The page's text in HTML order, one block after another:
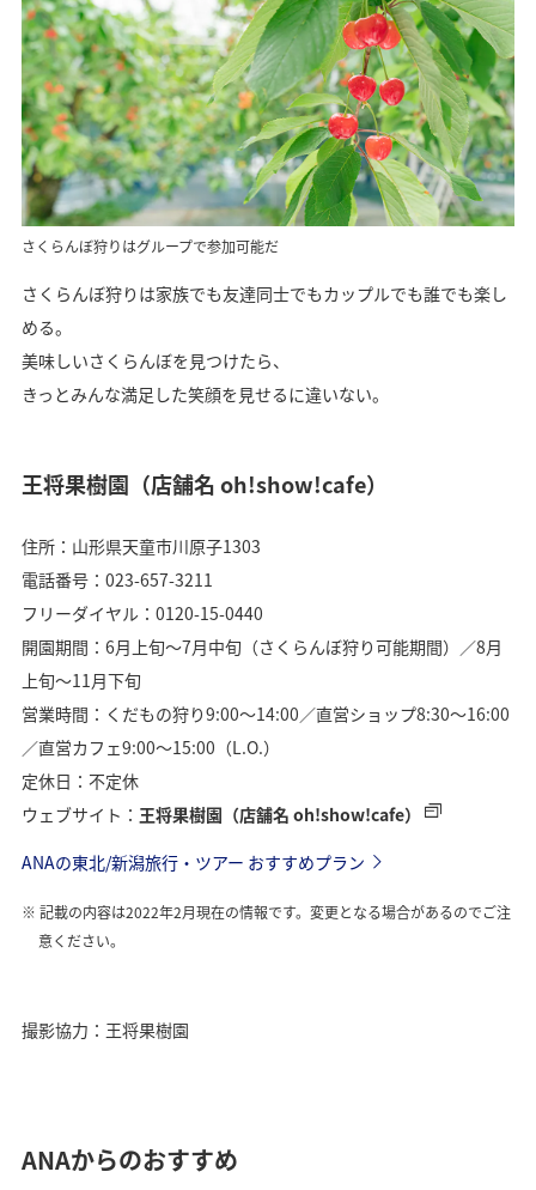
さくらんぼ狩りはグループで参加可能だ
さくらんぼ狩りは家族でも友達同士でもカップルでも誰でも楽し
める。
美味しいさくらんぼを見つけたら、
きっとみんな満足した笑顔を見せるに違いない。
王将果樹園（店舗名 oh!show!cafe）
住所：山形県天童市川原子1303
電話番号：023-657-3211
フリーダイヤル：0120-15-0440
開園期間：6月上旬〜7月中旬（さくらんぼ狩り可能期間）／8月
上旬〜11月下旬
営業時間：くだもの狩り9:00〜14:00／直営ショップ8:30〜16:00
／直営カフェ9:00〜15:00（L.O.）
定休日：不定休
ウェブサイト： 王将果樹園（店舗名 oh!show!cafe）
ANAの東北/新潟旅行・ツアー おすすめプラン
記載の内容は2022年2月現在の情報です。変更となる場合があるのでご注
意ください。
撮影協力：王将果樹園
ANAからのおすすめ